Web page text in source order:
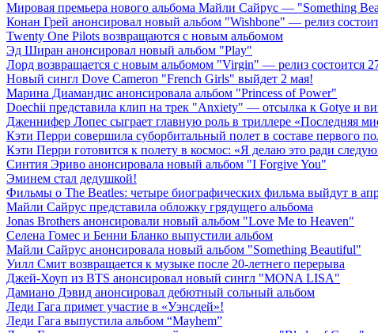
Мировая премьера нового альбома Майли Сайрус — "Something
Конан Грей анонсировал новый альбом "Wishbone" — релиз
Twenty One Pilots возвращаются с новым альбомом
Эд Ширан анонсировал новый альбом "Play"
Лорд возвращается с новым альбомом "Virgin" — релиз состоится
Новый сингл Dove Cameron "French Girls" выйдет 2 мая!
Марина Диамандис анонсировала альбом "Princess of Power"
Doechii представила клип на трек "Anxiety" — отсылка к Gotye и
Дженнифер Лопес сыграет главную роль в триллере «Последняя
Кэти Перри совершила суборбитальный полет в составе первого
Кэти Перри готовится к полету в космос: «Я делаю это ради
Синтия Эриво анонсировала новый альбом "I Forgive You"
Эминем стал дедушкой!
Фильмы о The Beatles: четыре биографических фильма выйдут в
Майли Сайрус представила обложку грядущего альбома
Jonas Brothers анонсировали новый альбом "Love Me to Heaven"
Селена Гомес и Бенни Бланко выпустили альбом
Майли Сайрус анонсировала новый альбом "Something Beautiful"
Уилл Смит возвращается к музыке после 20-летнего перерыва
Джей-Хоуп из BTS анонсировал новый сингл "MONA LISA"
Дамиано Дэвид анонсировал дебютный сольный альбом
Леди Гага примет участие в «Уэнсдей»!
Леди Гага выпустила альбом “Mayhem”